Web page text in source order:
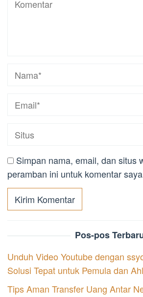
Simpan nama, email, dan situs
peramban ini untuk komentar
Pos-pos
Unduh Video Youtube dengan
Solusi Tepat untuk Pemula dan
Tips Aman Transfer Uang Antar